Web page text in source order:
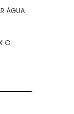
ÁGUA
O